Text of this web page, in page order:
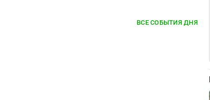
ВСЕ СОБЫТИЯ ДНЯ